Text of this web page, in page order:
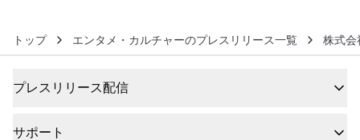
トップ エンタメ・カルチャーのプレスリリース一覧 株式会
プレスリリース配信
サポート